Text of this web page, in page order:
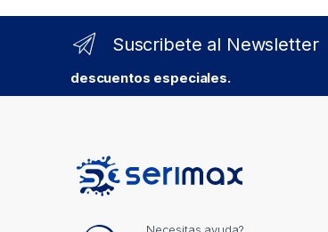
Suscribete al Newsletter
descuentos especiales.